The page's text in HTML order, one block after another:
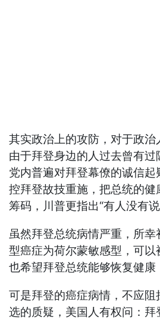
其实政治上的攻防，对于政治
由于拜登身边的人过去曾有
党内普遍对拜登幕僚的诚信
控拜登故技重施，把总统的健
筹码，川普更指出“有人没有说
虽然拜登总统病情严重，所
型癌症为荷尔蒙敏感型，可以
也希望拜登总统能够恢复健康
可是拜登的癌症病情，不应
选的质疑，美国人有权问：